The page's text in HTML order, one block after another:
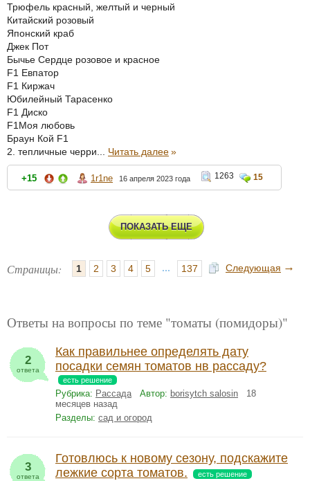
Трюфель красный, желтый и черный
Китайский розовый
Японский краб
Джек Пот
Бычье Сердце розовое и красное
F1 Евпатор
F1 Киржач
Юбилейный Тарасенко
F1 Диско
F1Моя любовь
Браун Кой F1
2. тепличные черри... Читать далее»
+15 1r1ne 16 апреля 2023 года 1263 15
ПОКАЗАТЬ ЕЩЕ
Страницы: 1 2 3 4 5 ... 137 Следующая →
Ответы на вопросы по теме "томаты (помидоры)"
2
ответа
Как правильнее определять дату
посадки семян томатов нв рассаду?
есть решение
Рубрика: Рассада Автор: borisytch salosin 18
месяцев назад
Разделы: сад и огород
3
ответа
Готовлюсь к новому сезону, подскажите
лежкие сорта томатов.
есть решение